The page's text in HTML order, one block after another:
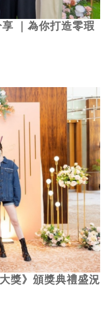
｜為你打造零瑕
獎》頒獎典禮盛況